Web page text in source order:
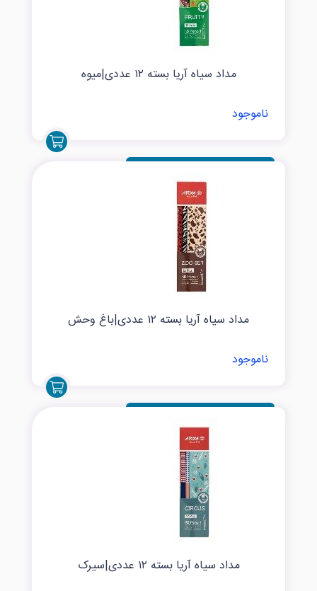
مداد سیاه آریا بسته ۱۲ عددی|میوه
ناموجود
مداد سیاه آریا بسته ۱۲ عددی|باغ وحش
ناموجود
مداد سیاه آریا بسته ۱۲ عددی|سیرک